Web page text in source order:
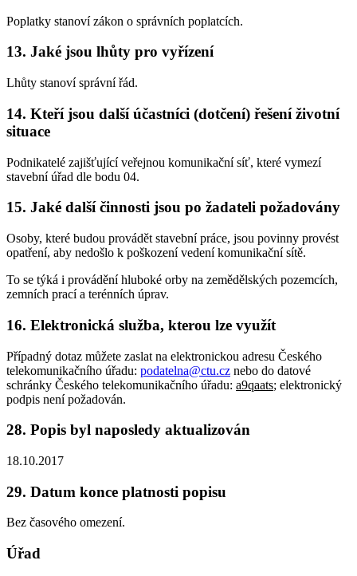
Poplatky stanoví zákon o správních poplatcích.
13. Jaké jsou lhůty pro vyřízení
Lhůty stanoví správní řád.
14. Kteří jsou další účastníci (dotčení) řešení životní
situace
Podnikatelé zajišťující veřejnou komunikační síť, které vymezí
stavební úřad dle bodu 04.
15. Jaké další činnosti jsou po žadateli požadovány
Osoby, které budou provádět stavební práce, jsou povinny provést
opatření, aby nedošlo k poškození vedení komunikační sítě.
To se týká i provádění hluboké orby na zemědělských pozemcích,
zemních prací a terénních úprav.
16. Elektronická služba, kterou lze využít
Případný dotaz můžete zaslat na elektronickou adresu Českého
telekomunikačního úřadu: podatelna@ctu.cz nebo do datové
schránky Českého telekomunikačního úřadu: a9qaats; elektronický
podpis není požadován.
28. Popis byl naposledy aktualizován
18.10.2017
29. Datum konce platnosti popisu
Bez časového omezení.
Úřad